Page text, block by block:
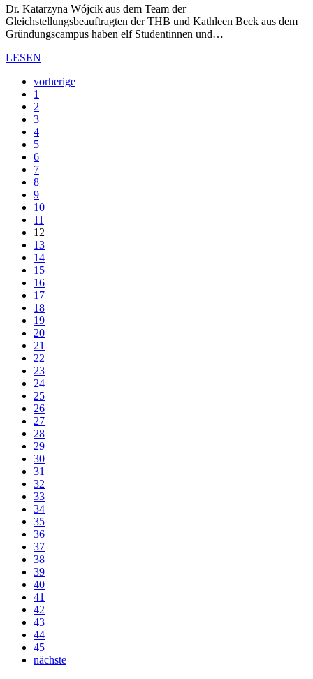
Dr. Katarzyna Wójcik aus dem Team der
Gleichstellungsbeauftragten der THB und Kathleen Beck aus dem
Gründungscampus haben elf Studentinnen und…
LESEN
vorherige
1
2
3
4
5
6
7
8
9
10
11
12
13
14
15
16
17
18
19
20
21
22
23
24
25
26
27
28
29
30
31
32
33
34
35
36
37
38
39
40
41
42
43
44
45
nächste